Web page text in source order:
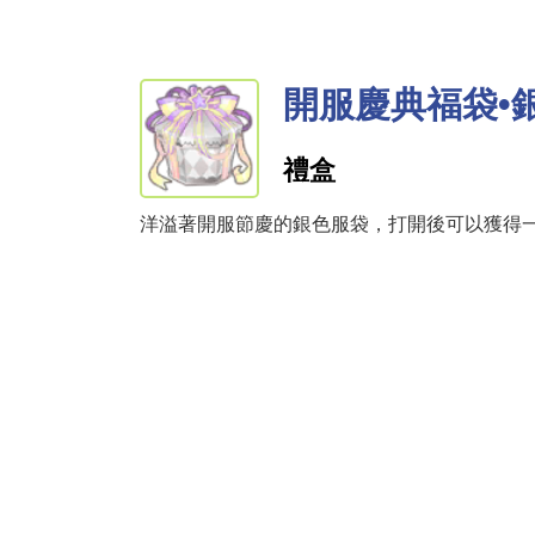
開服慶典福袋•
禮盒
洋溢著開服節慶的銀色服袋，打開後可以獲得